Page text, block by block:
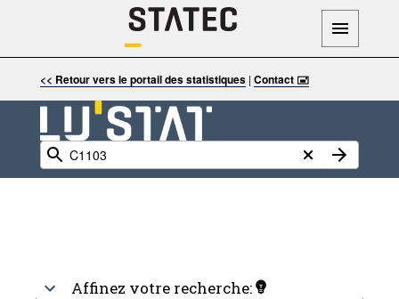
<< Retour vers le portail des statistiques| Contact 🖃
Affinez votre recherche: